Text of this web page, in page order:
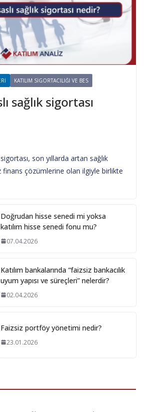
KATILIM SIGORTACILIĞI VE BES
sağlık sigortası
sigortası, son yıllarda artan sağlık
çözümlerine olan ilgiyle birlikte
Doğrudan hisse senedi mi yoksa
katılım hisse senedi fonu mu?
07.04.2026
Katılım bankalarında “faizsiz bankacılık
uyum yapısı ve süreçleri” nelerdir?
02.04.2026
Faizsiz portföy yönetimi nedir?
23.01.2026